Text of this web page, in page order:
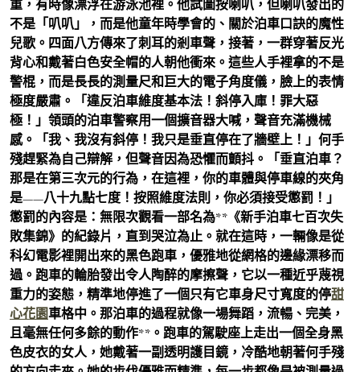
重，有時像漂浮在游泳池裡。他試圖按喇叭，但喇叭發出的
不是「叭叭」，而是他童年時學會的、關於泊車口訣的魔性
兒歌。四面八方傳來了刺耳的剎車聲，接著，一群穿著反光
背心和戴著白色安全帽的人朝他衝來。這些人手裡拿的不是
警棍，而是長長的測量尺和巨大的電子角度儀，臉上的表情
極度嚴肅。「違反泊車維度基本法！斜停入庫！罪大惡
極！」領頭的泊車警察用一個擴音器大喊，聲音充滿機械
感。「我、我沒有斜停！我只是垂直停在了牆壁上！」何手
殘趕緊為自己辯解，但聲音因為恐懼而顫抖。「垂直泊車？
那是在第三次元的行為，在這裡，你的車體與停車線的夾角
是——八十九點七度！按照維度法則，你必須接受懲罰！」
懲罰的內容是：無限次觀看一部名為**《新手泊車七百次失
敗集錦》的紀錄片，直到哭泣為止。就在這時，一輛像是從
科幻電影裡開出來的黑色跑車，優雅地從網格的邊緣漂移而
過。跑車的輪胎發出令人陶醉的摩擦聲，它以一種近乎蔑視
重力的姿態，精準地停進了一個只有它車身尺寸寬度的停甜
心花園車格中。那泊車的過程就像一場舞蹈，流暢、完美，
且毫無任何多餘的動作**。跑車的駕駛座上走出一個全身黑
色皮衣的女人，她戴著一副透明護目鏡，冷酷地朝著何手殘